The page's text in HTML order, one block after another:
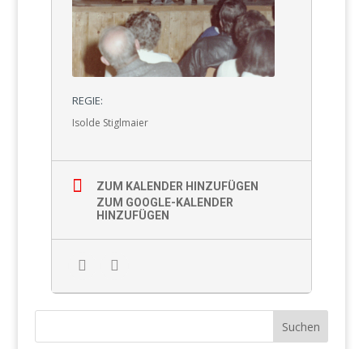
REGIE:
Isolde Stiglmaier
ZUM KALENDER HINZUFÜGEN
ZUM GOOGLE-KALENDER
HINZUFÜGEN